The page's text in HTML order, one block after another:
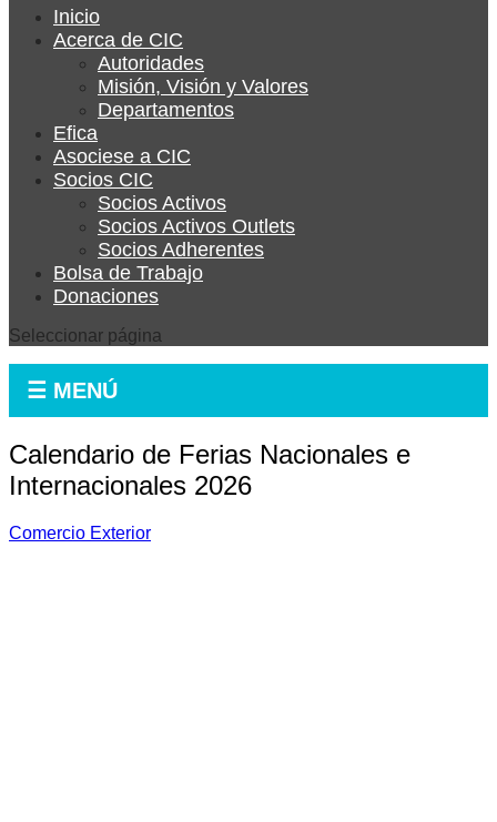
Inicio
Acerca de CIC
Autoridades
Misión, Visión y Valores
Departamentos
Efica
Asociese a CIC
Socios CIC
Socios Activos
Socios Activos Outlets
Socios Adherentes
Bolsa de Trabajo
Donaciones
Seleccionar página
☰ MENÚ
Calendario de Ferias Nacionales e
Internacionales 2026
Comercio Exterior